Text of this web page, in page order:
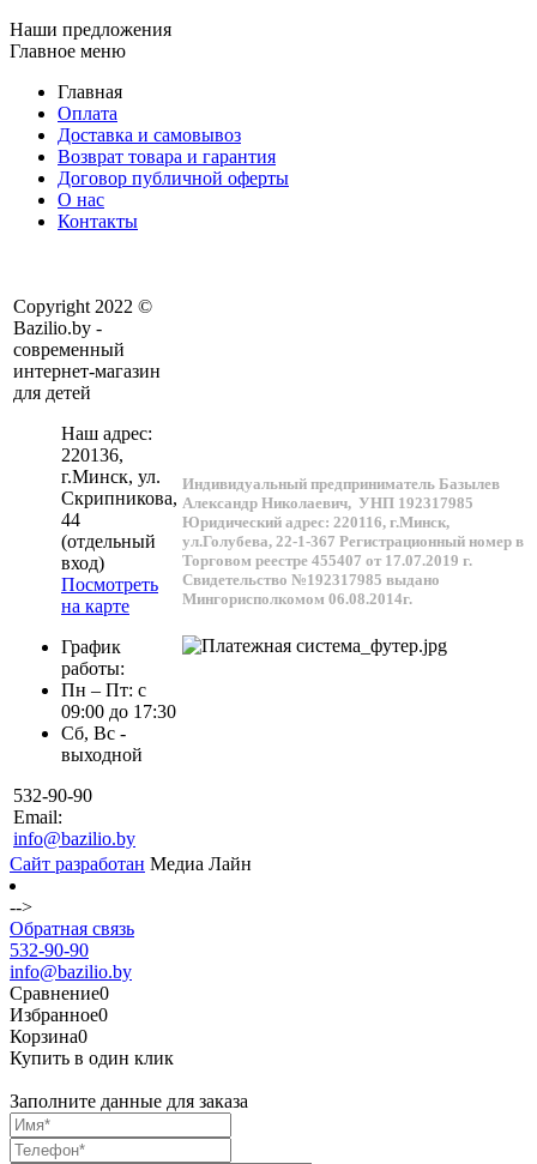
Наши предложения
Главное меню
Главная
Оплата
Доставка и самовывоз
Возврат товара и гарантия
Договор публичной оферты
О нас
Контакты
Copyright 2022 ©
Bazilio.by -
современный
интернет-магазин
для детей
Наш адрес:
220136,
г.Минск, ул.
Скрипникова,
44
(отдельный
вход)
Посмотреть
на карте
График
работы:
Пн – Пт: с
09:00 до 17:30
Сб, Вс -
выходной
532-90-90
Email:
info@bazilio.by
Индивидуальный предприниматель Базылев
Александр Николаевич, УНП 192317985
Юридический адрес: 220116, г.Минск,
ул.Голубева, 22-1-367 Регистрационный номер в
Торговом реестре 455407 от 17.07.2019 г.
Свидетельство №192317985 выдано
Мингорисполкомом 06.08.2014г.
Сайт разработан Медиа Лайн
-->
Обратная связь
532-90-90
info@bazilio.by
Сравнение0
Избранное0
Корзина0
Купить в один клик
Заполните данные для заказа